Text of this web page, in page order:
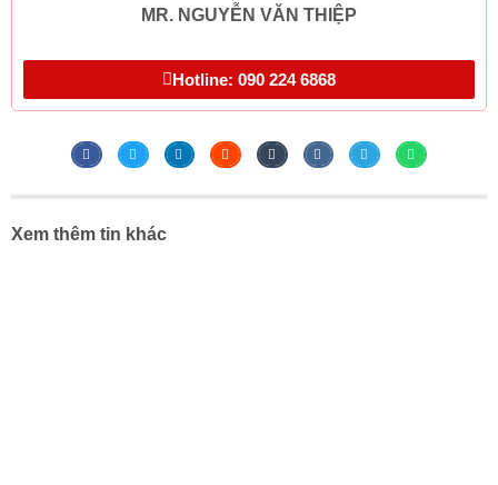
MR. NGUYỄN VĂN THIỆP
Hotline: 090 224 6868
Xem thêm tin khác